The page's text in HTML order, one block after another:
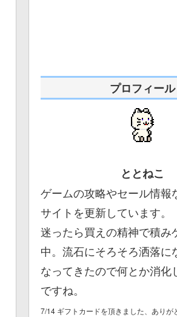
プロフィール
ととねこ
ゲームの攻略やセール情報
サイトを更新しています。
迷ったら買えの精神で積み
中。流石にそろそろ洒落に
なってきたので何とか消化
ですね。
7/14 ギフトカードを頂きました、ありが